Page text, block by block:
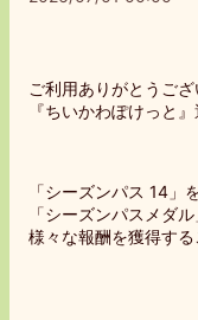
ご利用ありがとうござ
『ちいかわぽけっと
「シーズンパス 14」
「シーズンパスメダ
様々な報酬を獲得する